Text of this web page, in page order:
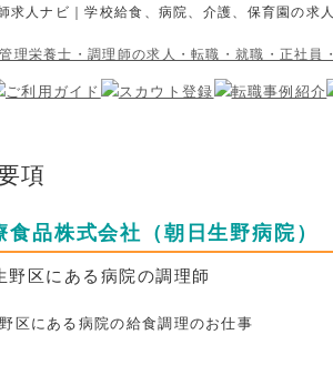
求人ナビ｜学校給食、病院、介護、保育園の求人
項
食品株式会社（朝日生野病院）
野区にある病院の調理師
区にある病院の給食調理のお仕事